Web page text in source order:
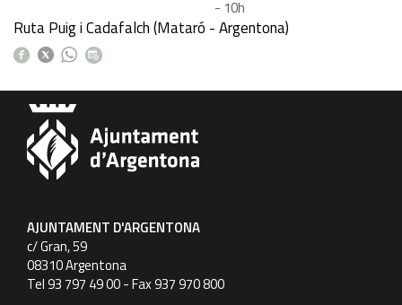
- 10h
Ruta Puig i Cadafalch (Mataró - Argentona)
AJUNTAMENT D'ARGENTONA
c/ Gran, 59
08310 Argentona
Tel 93 797 49 00 - Fax 937 970 800